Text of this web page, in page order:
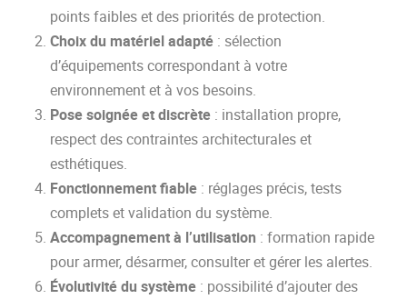
points faibles et des priorités de protection.
Choix du matériel adapté : sélection
d’équipements correspondant à votre
environnement et à vos besoins.
Pose soignée et discrète : installation propre,
respect des contraintes architecturales et
esthétiques.
Fonctionnement fiable : réglages précis, tests
complets et validation du système.
Accompagnement à l’utilisation : formation rapide
pour armer, désarmer, consulter et gérer les alertes.
Évolutivité du système : possibilité d’ajouter des